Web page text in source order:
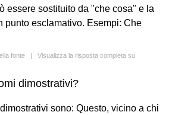
essere sostituito da "che cosa" e la
punto esclamativo. Esempi: Che
fonte | Visualizza la risposta completa su
dimostrativi?
sono: Questo, vicino a chi